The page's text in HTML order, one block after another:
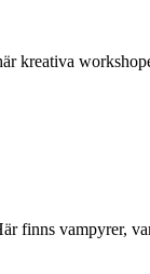
kreativa
vampyrer,